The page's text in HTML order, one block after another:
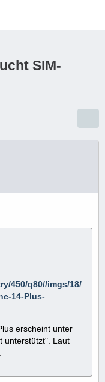
SIM-
450/q80//imgs/18/
14-Plus-
erscheint unter
unterstützt". Laut